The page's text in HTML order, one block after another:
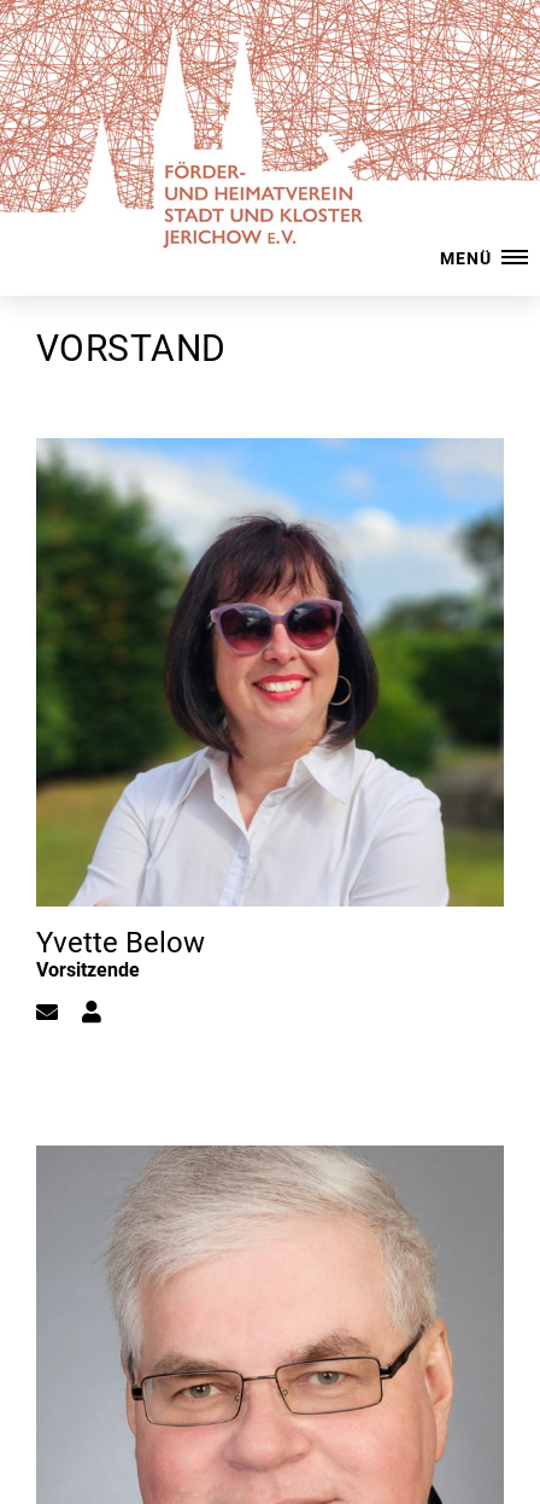
MENÜ
VORSTAND
Yvette Below
Vorsitzende